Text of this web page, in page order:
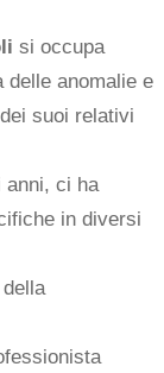
si occupa
delle anomalie e
suoi relativi
anni, ci ha
in diversi